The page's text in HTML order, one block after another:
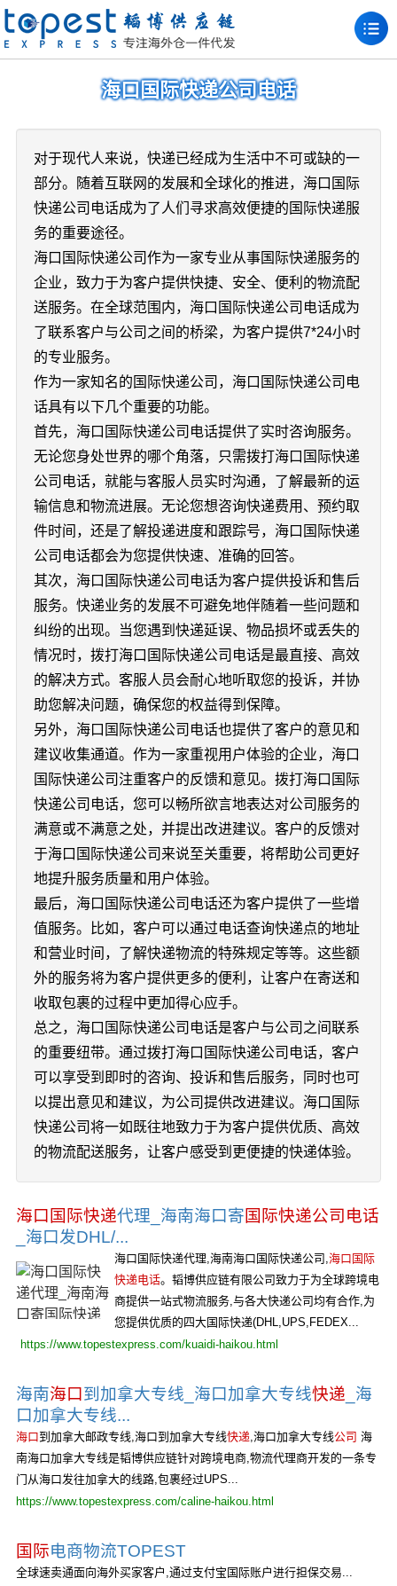
海口国际快递公司电话
对于现代人来说，快递已经成为生活中不可或缺的一
部分。随着互联网的发展和全球化的推进，海口国际
快递公司电话成为了人们寻求高效便捷的国际快递服
务的重要途径。
海口国际快递公司作为一家专业从事国际快递服务的
企业，致力于为客户提供快捷、安全、便利的物流配
送服务。在全球范围内，海口国际快递公司电话成为
了联系客户与公司之间的桥梁，为客户提供7*24小时
的专业服务。
作为一家知名的国际快递公司，海口国际快递公司电
话具有以下几个重要的功能。
首先，海口国际快递公司电话提供了实时咨询服务。
无论您身处世界的哪个角落，只需拨打海口国际快递
公司电话，就能与客服人员实时沟通，了解最新的运
输信息和物流进展。无论您想咨询快递费用、预约取
件时间，还是了解投递进度和跟踪号，海口国际快递
公司电话都会为您提供快速、准确的回答。
其次，海口国际快递公司电话为客户提供投诉和售后
服务。快递业务的发展不可避免地伴随着一些问题和
纠纷的出现。当您遇到快递延误、物品损坏或丢失的
情况时，拨打海口国际快递公司电话是最直接、高效
的解决方式。客服人员会耐心地听取您的投诉，并协
助您解决问题，确保您的权益得到保障。
另外，海口国际快递公司电话也提供了客户的意见和
建议收集通道。作为一家重视用户体验的企业，海口
国际快递公司注重客户的反馈和意见。拨打海口国际
快递公司电话，您可以畅所欲言地表达对公司服务的
满意或不满意之处，并提出改进建议。客户的反馈对
于海口国际快递公司来说至关重要，将帮助公司更好
地提升服务质量和用户体验。
最后，海口国际快递公司电话还为客户提供了一些增
值服务。比如，客户可以通过电话查询快递点的地址
和营业时间，了解快递物流的特殊规定等等。这些额
外的服务将为客户提供更多的便利，让客户在寄送和
收取包裹的过程中更加得心应手。
总之，海口国际快递公司电话是客户与公司之间联系
的重要纽带。通过拨打海口国际快递公司电话，客户
可以享受到即时的咨询、投诉和售后服务，同时也可
以提出意见和建议，为公司提供改进建议。海口国际
快递公司将一如既往地致力于为客户提供优质、高效
的物流配送服务，让客户感受到更便捷的快递体验。
海口国际快递代理_海南海口寄国际快递公司电话
_海口发DHL/...
海口国际快递代理,海南海口国际快递公司,海口国际
快递电话。韬博供应链有限公司致力于为全球跨境电
商提供一站式物流服务,与各大快递公司均有合作,为
您提供优质的四大国际快递(DHL,UPS,FEDEX...
https://www.topestexpress.com/kuaidi-haikou.html
海南海口 到加拿大专线_海口加拿大专线快递 _海
口加拿大专线...
海口到加拿大邮政专线,海口到加拿大专线快递,海口加拿大专线公司 海
南海口加拿大专线是韬博供应链针对跨境电商,物流代理商开发的一条专
门从海口发往加拿大的线路,包裹经过UPS...
https://www.topestexpress.com/caline-haikou.html
国际电商物流TOPEST
全球速卖通面向海外买家客户,通过支付宝国际账户进行担保交易...